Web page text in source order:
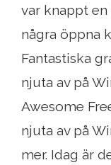
var knappt
några öppna
Fantastiska
njuta av på
Awesome
njuta av på
mer. Idag är